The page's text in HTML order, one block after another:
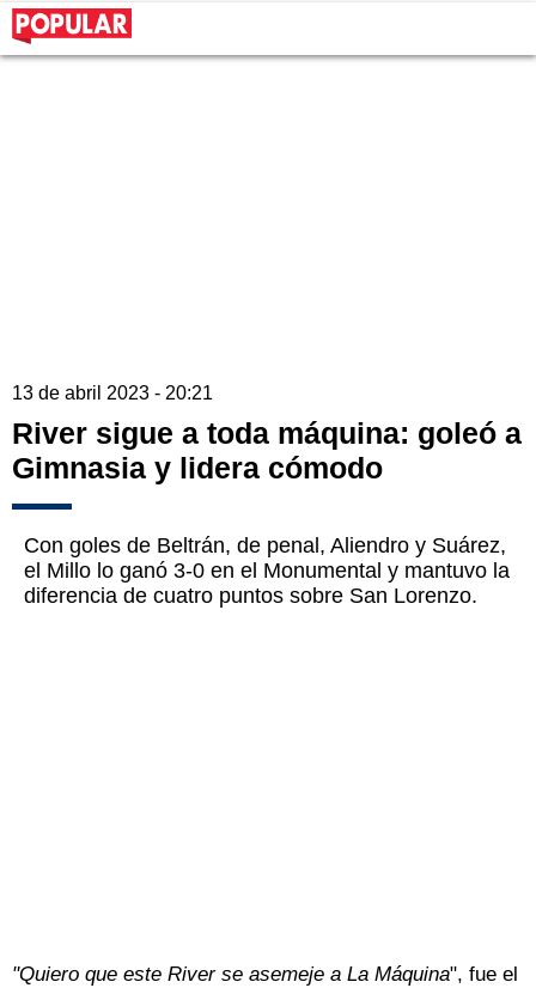
13 de abril 2023 - 20:21
River sigue a toda máquina: goleó a
Gimnasia y lidera cómodo
Con goles de Beltrán, de penal, Aliendro y Suárez,
el Millo lo ganó 3-0 en el Monumental y mantuvo la
diferencia de cuatro puntos sobre San Lorenzo.
"Quiero que este River se asemeje a La Máquina", fue el